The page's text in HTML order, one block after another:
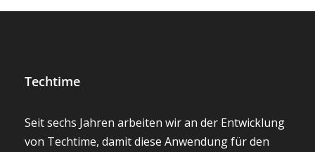
Techtime
Seit sechs Jahren arbeiten wir an der Entwicklung
von Techtime, damit diese Anwendung für den